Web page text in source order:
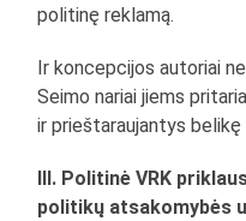
politinę reklamą.
Ir koncepcijos autoriai
Seimo nariai jiems
ir prieštaraujantys
III. Politinė VRK
politikų atsakomybės